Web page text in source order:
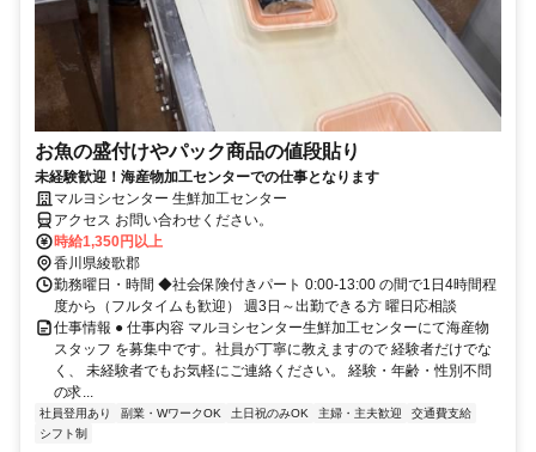
お魚の盛付けやパック商品の値段貼り
未経験歓迎！海産物加工センターでの仕事となります
マルヨシセンター 生鮮加工センター
アクセス お問い合わせください。
時給1,350円以上
香川県綾歌郡
勤務曜日・時間 ◆社会保険付きパート 0:00-13:00 の間で1日4時間程
度から（フルタイムも歓迎） 週3日～出勤できる方 曜日応相談
仕事情報 ● 仕事内容 マルヨシセンター生鮮加工センターにて海産物
スタッフ を募集中です。社員が丁寧に教えますので 経験者だけでな
く、 未経験者でもお気軽にご連絡ください。 経験・年齢・性別不問
の求...
社員登用あり 副業・WワークOK 土日祝のみOK 主婦・主夫歓迎
交通費支給
シフト制